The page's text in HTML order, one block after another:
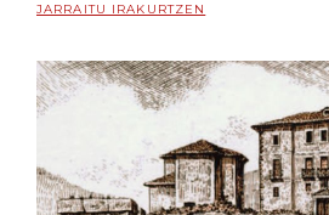
JARRAITU IRAKURTZEN